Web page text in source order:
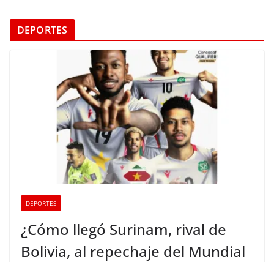
DEPORTES
DEPORTES
¿Cómo llegó Surinam, rival de
Bolivia, al repechaje del Mundial